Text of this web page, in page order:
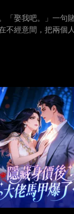
娶我吧。」一句
不經意間，把兩個